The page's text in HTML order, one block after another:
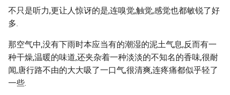
不只是听力,更让人惊讶的是,连嗅觉,触觉,感觉也都敏锐了好
多.
那空气中,没有下雨时本应当有的潮湿的泥土气息,反而有一
种干燥,温暖的味道,还夹杂着一种淡淡的不知名的香味,很耐
闻,唐行路不由的大大吸了一口气,很清爽,连疼痛都似乎轻了
一些.